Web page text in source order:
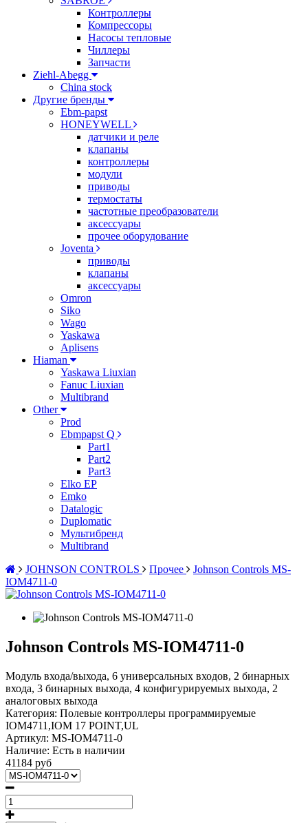
Контроллеры
Компрессоры
Насосы тепловые
Чиллеры
Запчасти
Ziehl-Abegg
China stock
Другие бренды
Ebm-papst
HONEYWELL
датчики и реле
клапаны
контроллеры
модули
приводы
термостаты
частотные преобразователи
аксессуары
прочее оборудование
Joventa
приводы
клапаны
аксессуары
Omron
Siko
Wago
Yaskawa
Aplisens
Hiaman
Yaskawa Liuxian
Fanuc Liuxian
Multibrand
Other
Prod
Ebmpapst Q
Part1
Part2
Part3
Elko EP
Emko
Datalogic
Duplomatic
Мультибренд
Multibrand
JOHNSON CONTROLS
Прочее
Johnson Controls MS-
IOM4711-0
Johnson Controls MS-IOM4711-0
Модуль входа/выхода, 6 универсальных входов, 2 бинарных
входа, 3 бинарных выхода, 4 конфигурируемых выхода, 2
аналоговых выхода
Категория: Полевые контроллеры программируемые
IOM4711,IOM 17 POINT,UL
Артикул: MS-IOM4711-0
Наличие: Есть в наличии
41184 руб